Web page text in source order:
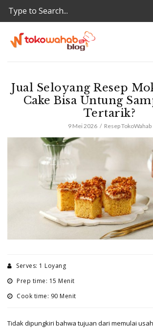
Jual Seloyang Resep
Cake Bisa Untung
Tertarik?
9 Mei 2026 Resep TokoWahab
Serves: 1 Loyang
Prep time: 15 Menit
Cook time: 90 Menit
Tidak dipungkiri bahwa tujuan dari memulai